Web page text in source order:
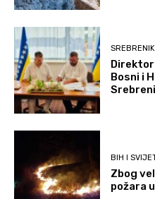
SREBRENIK
Bosni i
BIH I
Zbog
požara